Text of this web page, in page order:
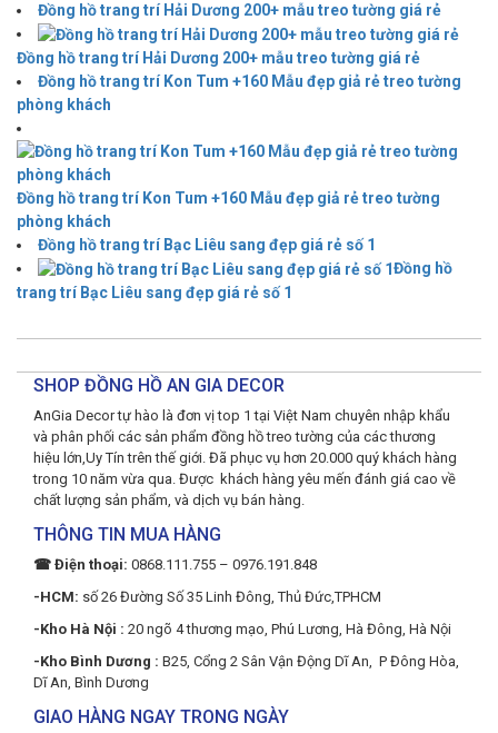
Đồng hồ trang trí Hải Dương 200+ mẫu treo tường giá rẻ
Đồng hồ trang trí Hải Dương 200+ mẫu treo tường giá rẻ
Đồng hồ trang trí Kon Tum +160 Mẫu đẹp giả rẻ treo tường
phòng khách
Đồng hồ trang trí Kon Tum +160 Mẫu đẹp giả rẻ treo tường
phòng khách
Đồng hồ trang trí Bạc Liêu sang đẹp giá rẻ số 1
Đồng hồ
trang trí Bạc Liêu sang đẹp giá rẻ số 1
SHOP ĐỒNG HỒ AN GIA DECOR
AnGia Decor tự hào là đơn vị top 1 tại Việt Nam chuyên nhập khẩu
và phân phối các sản phẩm đồng hồ treo tường của các thương
hiệu lớn,Uy Tín trên thế giới. Đã phục vụ hơn 20.000 quý khách hàng
trong 10 năm vừa qua. Được khách hàng yêu mến đánh giá cao về
chất lượng sản phẩm, và dịch vụ bán hàng.
THÔNG TIN MUA HÀNG
☎ Điện thoại: 0868.111.755 – 0976.191.848
-HCM: số 26 Đường Số 35 Linh Đông, Thủ Đức,TPHCM
-Kho Hà Nội : 20 ngõ 4 thương mạo, Phú Lương, Hà Đông, Hà Nội
-Kho Bình Dương : B25, Cổng 2 Sân Vận Động Dĩ An, P Đông Hòa,
Dĩ An, Bình Dương
GIAO HÀNG NGAY TRONG NGÀY